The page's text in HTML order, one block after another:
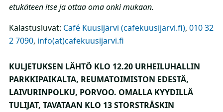
etukäteen itse ja ottaa oma onki mukaan.
Kalastusluvat: Café Kuusijärvi (cafekuusijarvi.fi), 010 32
2 7090, info(at)cafekuusijarvi.fi
KULJETUKSEN LÄHTÖ KLO 12.20 URHEILUHALLIN
PARKKIPAIKALTA, REUMATOIMISTON EDESTÄ,
LAIVURINPOLKU, PORVOO. OMALLA KYYDILLÄ
TULIJAT, TAVATAAN KLO 13 STORSTRÄSKIN